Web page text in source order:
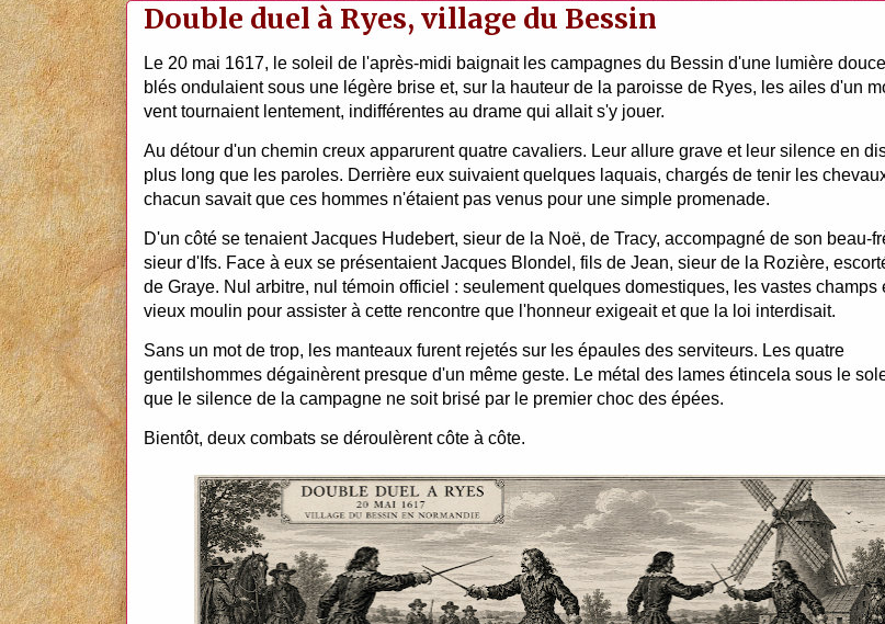
Double duel à Ryes, village du Bessin
Le 20 mai 1617, le soleil de l'après-midi baignait les campagnes du Bessin d'une lumière
blés ondulaient sous une légère brise et, sur la hauteur de la paroisse de Ryes, les ailes d'un
vent tournaient lentement, indifférentes au drame qui allait s'y jouer.
Au détour d'un chemin creux apparurent quatre cavaliers. Leur allure grave et leur silence en
plus long que les paroles. Derrière eux suivaient quelques laquais, chargés de tenir les
chacun savait que ces hommes n'étaient pas venus pour une simple promenade.
D'un côté se tenaient Jacques Hudebert, sieur de la Noë, de Tracy, accompagné de son beau-
sieur d'Ifs. Face à eux se présentaient Jacques Blondel, fils de Jean, sieur de la Rozière,
de Graye. Nul arbitre, nul témoin officiel : seulement quelques domestiques, les vastes champs
vieux moulin pour assister à cette rencontre que l'honneur exigeait et que la loi interdisait.
Sans un mot de trop, les manteaux furent rejetés sur les épaules des serviteurs. Les quatre
gentilshommes dégainèrent presque d'un même geste. Le métal des lames étincela sous le
que le silence de la campagne ne soit brisé par le premier choc des épées.
Bientôt, deux combats se déroulèrent côte à côte.